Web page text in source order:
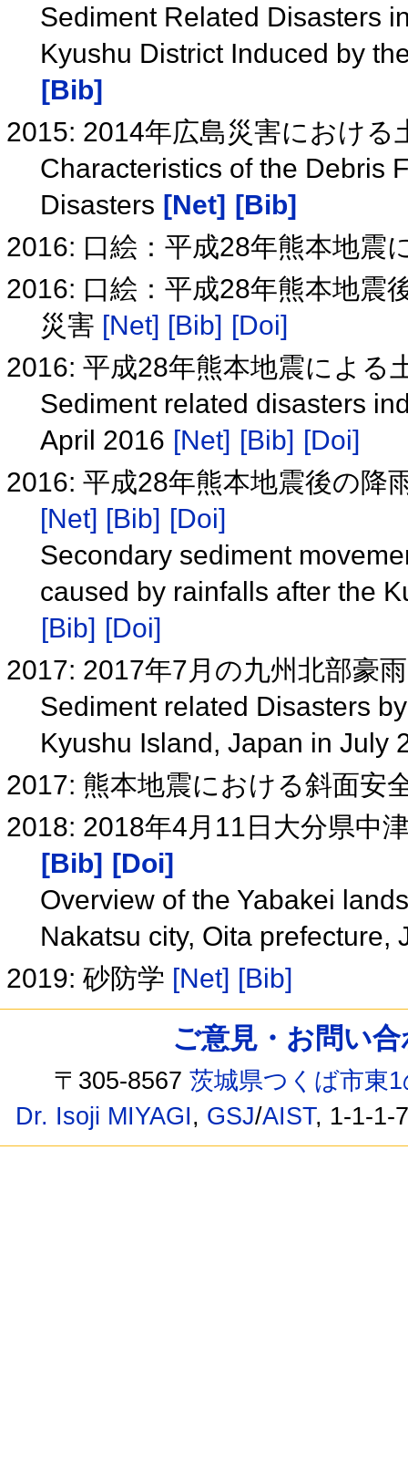
Sediment Related Disasters
Kyushu District Induced by
[Bib]
2015: 2014年広島災害におけ
Characteristics of the Debris
Disasters [Net] [Bib]
2016: 口絵：平成28年熊本地震
2016: 口絵：平成28年熊本地震
災害 [Net] [Bib] [Doi]
2016: 平成28年熊本地震による
Sediment related disasters
April 2016 [Net] [Bib] [Doi]
2016: 平成28年熊本地震後の降
[Net] [Bib] [Doi]
Secondary sediment
caused by rainfalls after the
[Bib] [Doi]
2017: 2017年7月の九州北部豪
Sediment related Disasters
Kyushu Island, Japan in July
2017: 熊本地震における斜面安
2018: 2018年4月11日大分県中
[Bib] [Doi]
Overview of the Yabakei
Nakatsu city, Oita prefecture,
2019: 砂防学 [Net] [Bib]
ご意見・お問い
〒305-8567茨城県つくば市東
Dr. Isoji MIYAGI, GSJ/AIST, 1-1-1-